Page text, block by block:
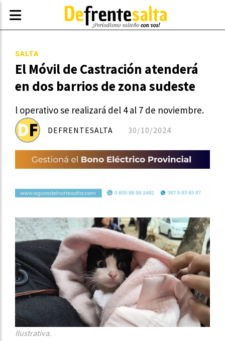
El Móvil de Castración atenderá
en dos barrios de zona sudeste
l operativo se realizará del 4 al 7 de noviembre.
SALTA
30/10/2024
DEFRENTESALTA
Ilustrativa.